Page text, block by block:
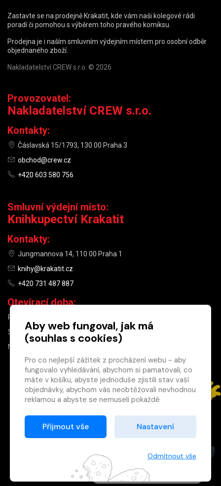
×
Máte u nás již
registrovaný
účet?
Registrací získáte slevu
na zboží ve výši 15 %
Registrovat
Zastavte se na prodejně Krakatit, kde vám naši kolegové rádi
poradí či pomohou s výběrem toho pravého komiksu.
Prodejna je i naším smluvním výdejním místem pro osobní odběr
objednaného zboží.
Nakladatelství CREW s.r.o. © 2026
Provozovatel:
Nakladatelství CREW s.r.o.
Kontakty:
Čáslavská 15/1793, 130 00 Praha 3
obchod@crew.cz
+420 603 580 756
Smluvní výdejní místo:
Knihkupectví Krakatit
Kontakty:
Jungmannova 14, 110 00 Praha 1
knihy@krakatit.cz
+420 731 487 887
Otevírací doba:
PO–PÁ
SO
10:00–13:00
NE
Zásady cookies
Aby web fungoval, jak má
(souhlas s cookies)
Pro co nejlepší zážitek z procházení webu - aby
fungovalo vyhledávání, abychom si pamatovali, co
máte v košíku, abyste jednoduše zjistili stav vaší
objednávky, abychom vás neobtěžovali nevhodnou
reklamou a abyste se nemuseli pokaždé
Proto od vás potřebujeme souhlas se
zpracováním souborů cookies
Děkujeme, že nám ho dáte a pomůžete nám tak
Přijmout vše Nastavení
Odmítnout vše